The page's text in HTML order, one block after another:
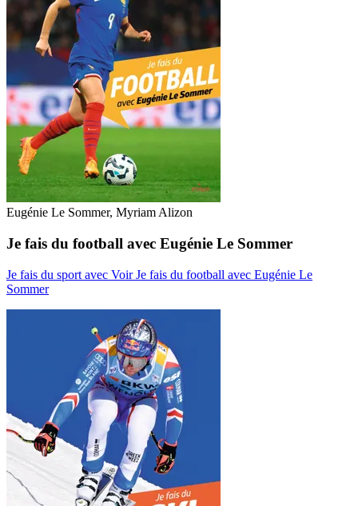
Eugénie Le Sommer, Myriam Alizon
Je fais du football avec Eugénie Le Sommer
Je fais du sport avec Voir Je fais du football avec Eugénie Le
Sommer